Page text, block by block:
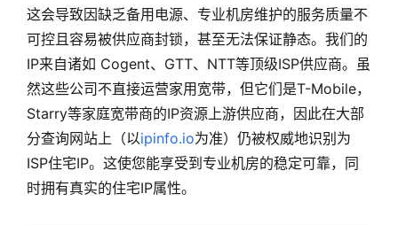
这会导致因缺乏备用电源、专业机房维护的服务质量不
可控且容易被供应商封锁，甚至无法保证静态。我们的
IP来自诸如 Cogent、GTT、NTT等顶级ISP供应商。虽
然这些公司不直接运营家用宽带，但它们是T-Mobile，
Starry等家庭宽带商的IP资源上游供应商，因此在大部
分查询网站上（以ipinfo.io为准）仍被权威地识别为
ISP住宅IP。这使您能享受到专业机房的稳定可靠，同
时拥有真实的住宅IP属性。